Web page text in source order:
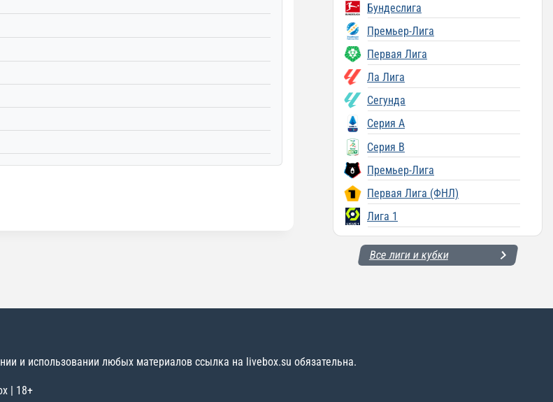
Бундеслига
Премьер-Лига
Первая Лига
Ла Лига
Сегунда
Серия A
Серия B
Премьер-Лига
Первая Лига (ФНЛ)
Лига 1
Все лиги и кубки
и использовании любых материалов ссылка на livebox.su обязательна.
| 18+